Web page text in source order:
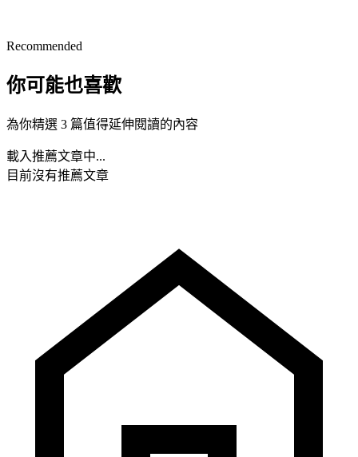
Recommended
你可能也喜歡
為你精選 3 篇值得延伸閱讀的內容
載入推薦文章中...
目前沒有推薦文章